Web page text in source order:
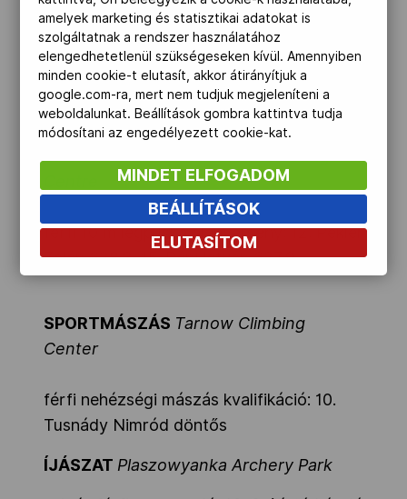
Kalberg (SWE) - Nagyváradi Mercédesz
3 - 4 (-10,13,9,-10,-9,11,17)
Haug (NOR) - Majoros Bence 4 - 2
(8,7,-7,6,-10,3)
férfi 10 m légpuska alapverseny: 12. Pekler
Zalán 628,3, 15. Péni István 627,9
SPORTMÁSZÁS Tarnow Climbing
Center
férfi nehézségi mászás kvalifikáció: 10.
Tusnády Nimród döntős
ÍJÁSZAT Plaszowyanka Archery Park
amelyek marketing és statisztikai adatokat is
szolgáltatnak a rendszer használatához
elengedhetetlenül szükségeseken kívül. Amennyiben
minden cookie-t elutasít, akkor átirányítjuk a
google.com-ra, mert nem tudjuk megjeleníteni a
weboldalunkat. Beállítások gombra kattintva tudja
módosítani az engedélyezett cookie-kat.
MINDET ELFOGADOM
BEÁLLÍTÁSOK
ELUTASÍTOM